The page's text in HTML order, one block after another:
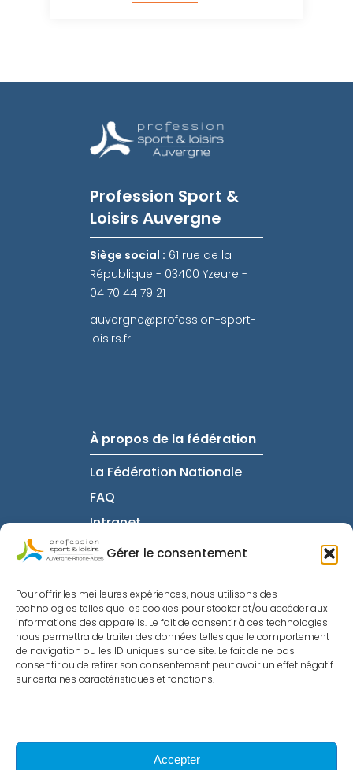
Gérer le consentement
Pour offrir les meilleures expériences, nous utilisons des
technologies telles que les cookies pour stocker et/ou accéder aux
informations des appareils. Le fait de consentir à ces technologies
nous permettra de traiter des données telles que le comportement
de navigation ou les ID uniques sur ce site. Le fait de ne pas
consentir ou de retirer son consentement peut avoir un effet négatif
sur certaines caractéristiques et fonctions.
Accepter
Profession Sport &
Loisirs Auvergne
Siège social : 61 rue de la
République - 03400 Yzeure -
04 70 44 79 21
auvergne@profession-sport-
loisirs.fr
À propos de la fédération
La Fédération Nationale
FAQ
Intranet
Informations utiles
Mentions Légales
Politique de
Confidentialité
Nous contacter